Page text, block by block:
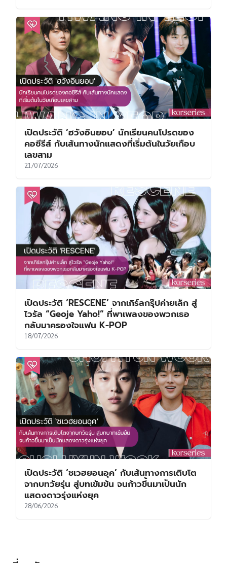
เปิดประวัติ ‘ฮวังอินยอบ’ นักเรียนคนโปรดของ
คอซีรีส์ กับเส้นทางนักแสดงที่เริ่มต้นในวัยเกือบ
เลขสาม
21/07/2026
เปิดประวัติ ‘RESCENE’ จากเกิร์ลกรุ๊ปค่ายเล็ก สู่
ไวรัล “Geoje Yaho!” ที่พาเพลงของพวกเธอ
กลับมาครองใจแฟน K-POP
18/07/2026
เปิดประวัติ ‘ชเวฮยอนอุค’ กับเส้นทางการเติบโต
จากบทวัยรุ่น สู่บทเข้มข้น จนก้าวขึ้นมาเป็นนัก
แสดงดาวรุ่งแห่งยุค
28/06/2026